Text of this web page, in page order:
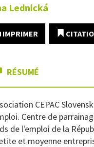
Lednická
IMPRIMER
RÉSUMÉ
CEPAC
Centre de
de l'emploi de la
et moyenne